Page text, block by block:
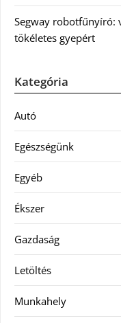
Segway robotfűnyíró:
tökéletes gyepért
Kategória
Autó
Egészségünk
Egyéb
Ékszer
Gazdaság
Letöltés
Munkahely